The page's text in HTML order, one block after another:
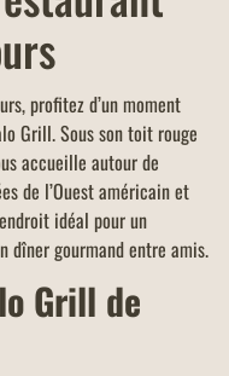
restaurants Buffalo Grill sur
nombreuse et dans la
profitez d’un moment
Grill. Sous son toit rouge
accueille autour de
de l’Ouest américain et
idéal pour un
dîner gourmand entre amis.
Grill de